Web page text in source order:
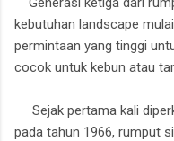
kebutuhan landscape
permintaan yang tinggi
cocok untuk kebun atau
Sejak pertama kali
pada tahun 1966, rumput